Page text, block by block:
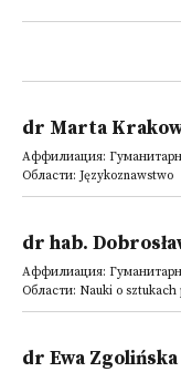
dr Marta
Аффилиация:
Области: Językoznawstwo
dr hab.
Аффилиация:
Области: Nauki o sztukach
dr Ewa Zgolińska